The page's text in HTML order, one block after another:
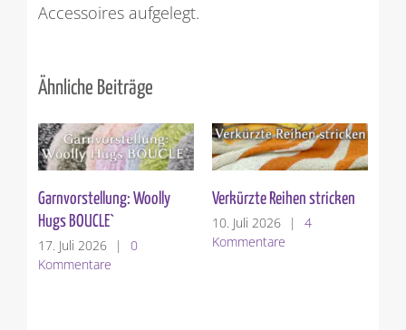
Accessoires aufgelegt.
Ähnliche Beiträge
Garnvorstellung: Woolly
Hugs BOUCLE`
17. Juli 2026
|
0
Kommentare
Verkürzte Reihen stricken
10. Juli 2026
|
4
Kommentare